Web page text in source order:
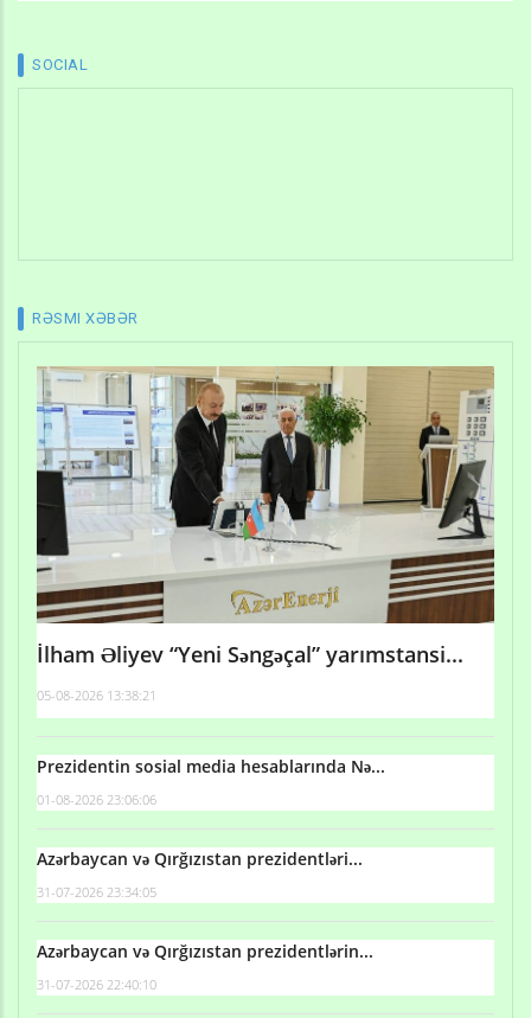
SOCIAL
RƏSMI XƏBƏR
İlham Əliyev “Yeni Səngəçal” yarımstansi...
05-08-2026 13:38:21
Prezidentin sosial media hesablarında Nə...
01-08-2026 23:06:06
Azərbaycan və Qırğızıstan prezidentləri...
31-07-2026 23:34:05
Azərbaycan və Qırğızıstan prezidentlərin...
31-07-2026 22:40:10